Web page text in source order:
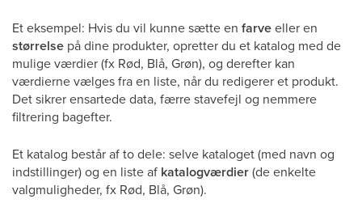
Et eksempel: Hvis du vil kunne sætte en farveeller en
størrelse på dine produkter, opretter du et katalog med de
mulige værdier (fx Rød, Blå, Grøn), og derefter kan
værdierne vælges fra en liste, når du redigerer et produkt.
Det sikrer ensartede data, færre stavefejl og nemmere
filtrering bagefter.
Et katalog består af to dele: selve kataloget (med navn og
indstillinger) og en liste af katalogværdier(de enkelte
valgmuligheder, fx Rød, Blå, Grøn).